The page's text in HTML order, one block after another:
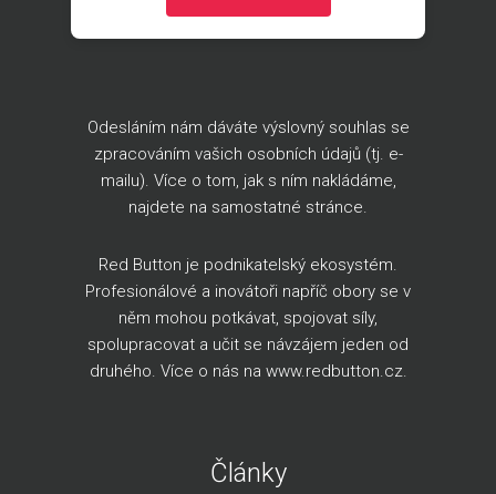
Odesláním nám dáváte výslovný souhlas se
zpracováním vašich osobních údajů (tj. e-
mailu). Více o tom, jak s ním nakládáme,
najdete na samostatné stránce.
Red Button je podnikatelský ekosystém.
Profesionálové a inovátoři napříč obory se v
něm mohou potkávat, spojovat síly,
spolupracovat a učit se návzájem jeden od
druhého. Více o nás na www.redbutton.cz.
Články